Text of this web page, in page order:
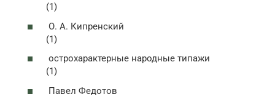
(1)
О. А. Кипренский
(1)
острохарактерные народные типажи
(1)
Павел Федотов